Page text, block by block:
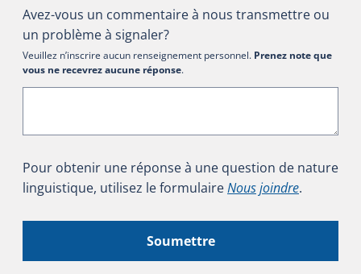
Avez-vous un commentaire à nous transmettre ou
un problème à signaler?
Veuillez n’inscrire aucun renseignement personnel. Prenez note que
vous ne recevrez aucune réponse.
Pour obtenir une réponse à une question de nature
linguistique, utilisez le formulaireNous joindre.
Soumettre